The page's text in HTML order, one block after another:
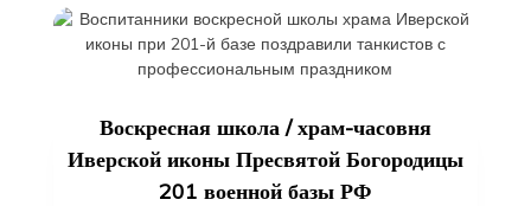
центре
г.Душанбе
профессора
Кубанского
Воскресная школа/храм-часовня
Иверской иконы Пресвятой Богородицы
201 военной базы РФ